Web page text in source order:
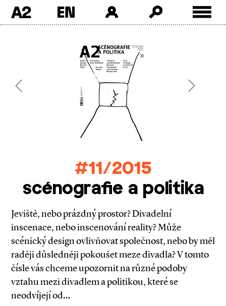
A2
Previous Next
#11/2015
scénografie a politika
Jeviště, nebo prázdný prostor? Divadelní
inscenace, nebo inscenování reality? Může
scénický design ovlivňovat společnost, nebo by měl
raději důsledněji pokoušet meze divadla? V tomto
čísle vás chceme upozornit na různé podoby
vztahu mezi divadlem a politikou, které se
neodvíjejí od…